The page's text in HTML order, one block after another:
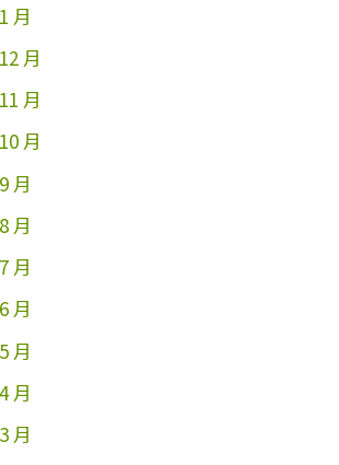
月
月
月
月
月
月
月
月
月
月
月